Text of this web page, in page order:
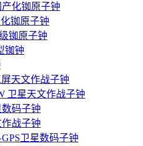
产化铷原子钟
铷原子钟
铷原子钟
铷钟
天文作战子钟
卫星天文作战子钟
码子钟
战子钟
卫星数码子钟